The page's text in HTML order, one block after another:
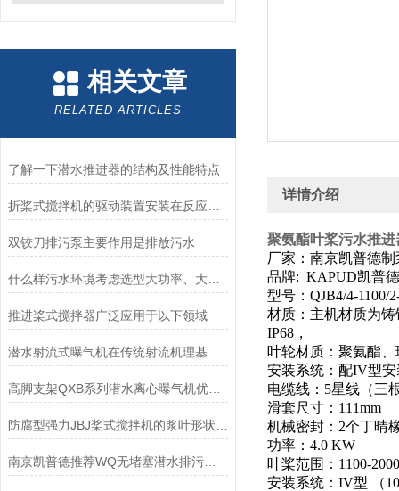
相关文章
RELATED ARTICLES
了解一下潜水推进器的结构及性能特点
双铰刀排污泵主要作用是排放污水
推进桨式搅拌器广泛应用于以下领域
潜水射流式曝气机在传统射流机理基础上融合了先进的散流技术
高脚支架QXB系列潜水离心曝气机优势-南京凯普德
南京凯普德推荐WQ无堵塞潜水排污泵，大流量、高扬程选型条件和注意事项
详情介绍
聚氨酯叶桨污水推
厂家：南京凯普德
品牌: KAPUD凯普德
型号：QJB4/4-1100/
材质：主机材质为铸
IP68，
叶轮材质：聚氨酯
安装系统：配IV型安
电缆线：5星线（三
滑套尺寸：111mm
机械密封：2个丁晴
功率：4.0 KW
叶桨范围：1100-
安装系统：IV型 （